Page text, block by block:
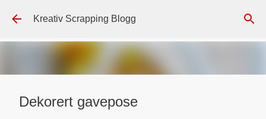
Gå til hovedinnhold
Kreativ Scrapping Blogg
Dekorert gavepose